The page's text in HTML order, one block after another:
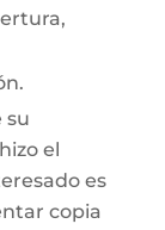
su
el
es
copia